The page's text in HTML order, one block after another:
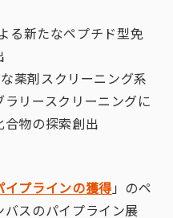
る新たなペプチド型免
薬剤スクリーニング系
リースクリーニングに
物の探索創出
イプラインの獲得 」のペ
スのパイプライン展